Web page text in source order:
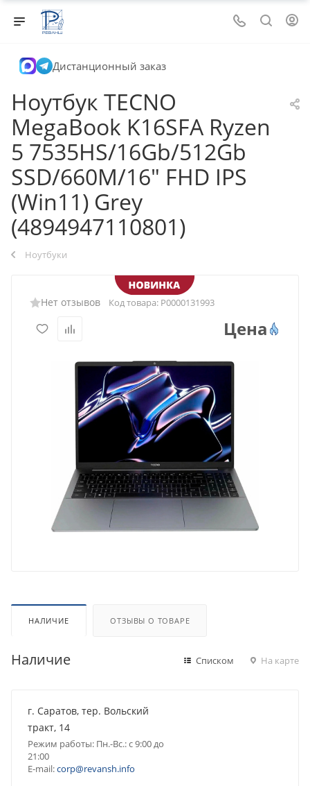
Дистанционный заказ
Ноутбук TECNO
MegaBook K16SFA Ryzen
5 7535HS/16Gb/512Gb
SSD/660M/16" FHD IPS
(Win11) Grey
(4894947110801)
Ноутбуки
Нет отзывов Код товара: Р0000131993
Цена
НАЛИЧИЕ ОТЗЫВЫ О ТОВАРЕ
Наличие Списком На карте
г. Саратов, тер. Вольский
тракт, 14
Режим работы: Пн.-Вс.: с 9:00 до
21:00
E-mail:corp@revansh.info